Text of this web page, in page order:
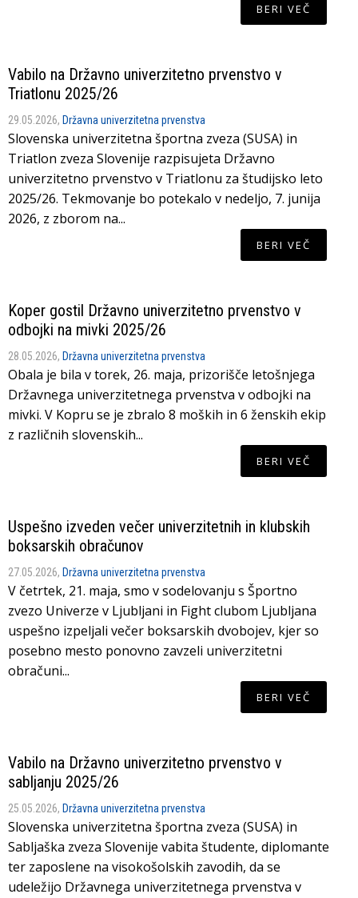
BERI VEČ
Vabilo na Državno univerzitetno prvenstvo v
Triatlonu 2025/26
29.05.2026, Državna univerzitetna prvenstva
Slovenska univerzitetna športna zveza (SUSA) in
Triatlon zveza Slovenije razpisujeta Državno
univerzitetno prvenstvo v Triatlonu za študijsko leto
2025/26. Tekmovanje bo potekalo v nedeljo, 7. junija
2026, z zborom na...
BERI VEČ
Koper gostil Državno univerzitetno prvenstvo v
odbojki na mivki 2025/26
28.05.2026, Državna univerzitetna prvenstva
Obala je bila v torek, 26. maja, prizorišče letošnjega
Državnega univerzitetnega prvenstva v odbojki na
mivki. V Kopru se je zbralo 8 moških in 6 ženskih ekip
z različnih slovenskih...
BERI VEČ
Uspešno izveden večer univerzitetnih in klubskih
boksarskih obračunov
27.05.2026, Državna univerzitetna prvenstva
V četrtek, 21. maja, smo v sodelovanju s Športno
zvezo Univerze v Ljubljani in Fight clubom Ljubljana
uspešno izpeljali večer boksarskih dvobojev, kjer so
posebno mesto ponovno zavzeli univerzitetni
obračuni...
BERI VEČ
Vabilo na Državno univerzitetno prvenstvo v
sabljanju 2025/26
25.05.2026, Državna univerzitetna prvenstva
Slovenska univerzitetna športna zveza (SUSA) in
Sabljaška zveza Slovenije vabita študente, diplomante
ter zaposlene na visokošolskih zavodih, da se
udeležijo Državnega univerzitetnega prvenstva v